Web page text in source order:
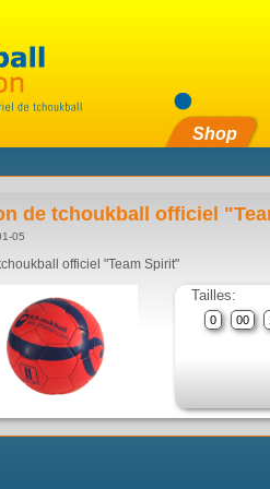
Shop
de tchoukball officiel
05
officiel "Team Spirit"
Tailles:
0 00